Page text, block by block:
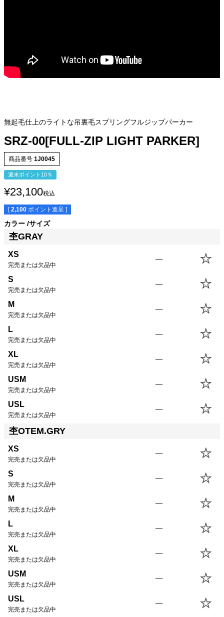
サイズ 身丈 身幅
XS
56.0cm
S
59.0cm
M
L
65.0cm53.0cm
XL
USM 67.0cm59.0cm
USL
無起毛仕上のライトな吊裏毛スプリングフルジップパーカー
SRZ-00[FULL-ZIP LIGHT PARKER]
商品番号 1J0045
週末ポイント10％
¥23,100税込
[ 2,100 ポイント進呈 ]
カラー サイズ
杢GRAY
XS
完売または欠品中
—
S
完売または欠品中
—
M
完売または欠品中
—
L
完売または欠品中
—
XL
完売または欠品中
—
USM
完売または欠品中
—
USL
完売または欠品中
—
杢OTEM.GRY
XS
完売または欠品中
—
S
完売または欠品中
—
M
完売または欠品中
—
L
完売または欠品中
—
XL
完売または欠品中
—
USM
完売または欠品中
—
USL
完売または欠品中
—